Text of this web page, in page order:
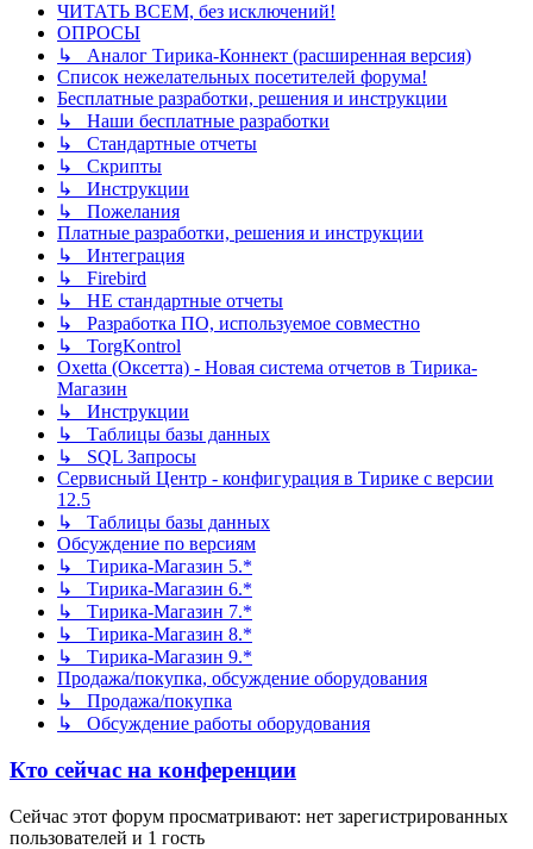
ЧИТАТЬ ВСЕМ, без исключений!
ОПРОСЫ
↳ Аналог Тирика-Коннект (расширенная версия)
Список нежелательных посетителей форума!
Бесплатные разработки, решения и инструкции
↳ Наши бесплатные разработки
↳ Стандартные отчеты
↳ Скрипты
↳ Инструкции
↳ Пожелания
Платные разработки, решения и инструкции
↳ Интеграция
↳ Firebird
↳ НЕ стандартные отчеты
↳ Разработка ПО, используемое совместно
↳ TorgKontrol
Oxetta (Оксетта) - Новая система отчетов в Тирика-
Магазин
↳ Инструкции
↳ Таблицы базы данных
↳ SQL Запросы
Сервисный Центр - конфигурация в Тирике с версии
12.5
↳ Таблицы базы данных
Обсуждение по версиям
↳ Тирика-Магазин 5.*
↳ Тирика-Магазин 6.*
↳ Тирика-Магазин 7.*
↳ Тирика-Магазин 8.*
↳ Тирика-Магазин 9.*
Продажа/покупка, обсуждение оборудования
↳ Продажа/покупка
↳ Обсуждение работы оборудования
Кто сейчас на конференции
Сейчас этот форум просматривают: нет зарегистрированных
пользователей и 1 гость